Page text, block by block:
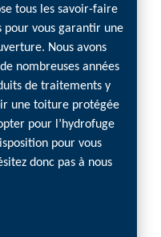
tous les savoir-faire
pour vous garantir une
Nous avons
nombreuses années
de traitements y
une toiture protégée
pour l’hydrofuge
pour vous
donc pas à nous